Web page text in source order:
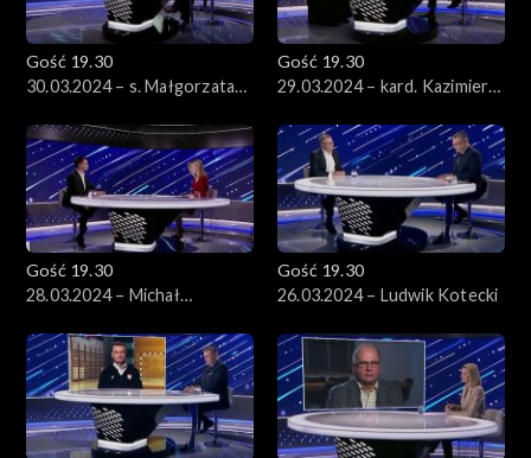
Gość 19.30
30.03.2024 – s. Małgorzata
Gość 19.30
29.03.2024 – kard. Kazimierz
Gość 19.30
28.03.2024 – Michał
Gość 19.30
26.03.2024 – Ludwik Kotecki